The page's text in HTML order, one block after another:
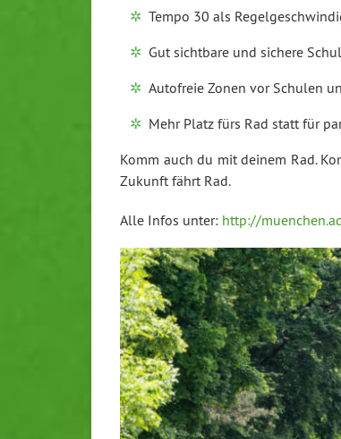
Tempo 30 als
Gut sichtbare und sichere
Autofreie Zonen vor Schulen
Mehr Platz fürs Rad statt für
Komm auch du mit deinem Rad.
Zukunft fährt Rad.
Alle Infos unter: http://